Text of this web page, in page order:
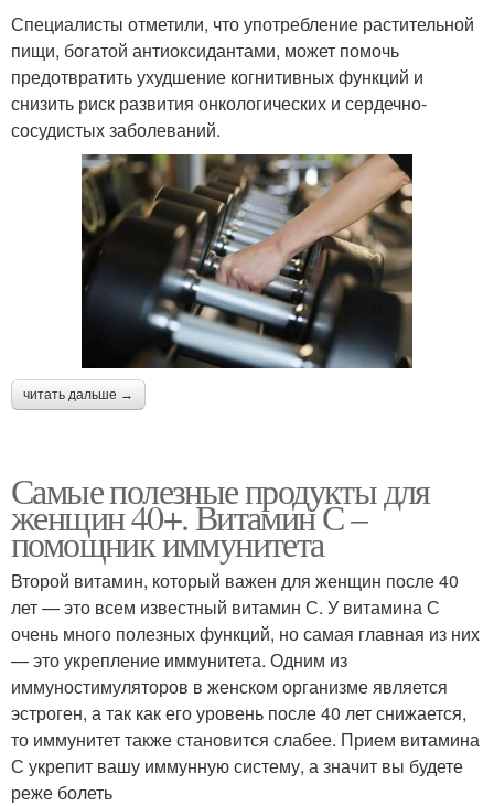
Специалисты отметили, что употребление растительной
пищи, богатой антиоксидантами, может помочь
предотвратить ухудшение когнитивных функций и
снизить риск развития онкологических и сердечно-
сосудистых заболеваний.
читать дальше →
Самые полезные продукты для
женщин 40+. Витамин С –
помощник иммунитета
Второй витамин, который важен для женщин после 40
лет — это всем известный витамин С. У витамина С
очень много полезных функций, но самая главная из них
— это укрепление иммунитета. Одним из
иммуностимуляторов в женском организме является
эстроген, а так как его уровень после 40 лет снижается,
то иммунитет также становится слабее. Прием витамина
С укрепит вашу иммунную систему, а значит вы будете
реже болеть